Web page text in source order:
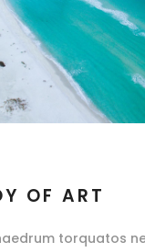
OF ART
torquatos